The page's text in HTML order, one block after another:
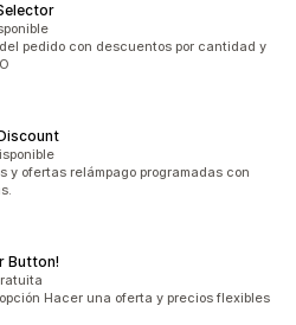
pedido con descuentos por cantidad y
y ofertas relámpago programadas con
Button!
Hacer una oferta y precios flexibles